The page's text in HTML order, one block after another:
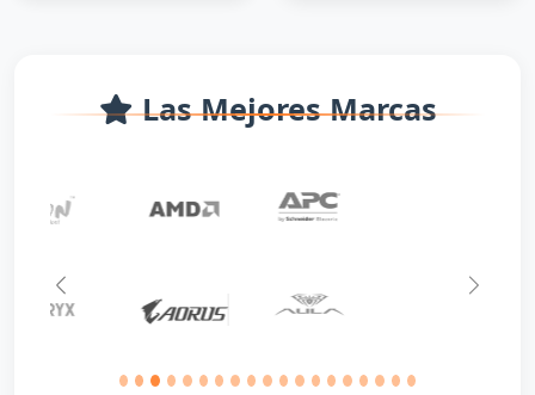
Las Mejores Marcas
Anterior